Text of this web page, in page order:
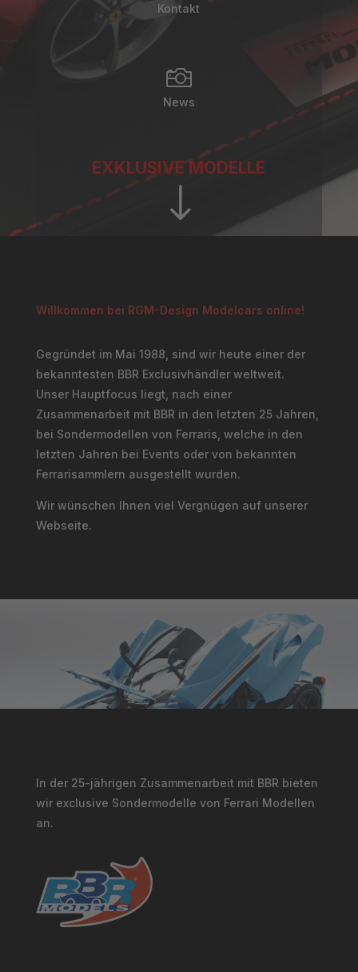
Kontakt

News
EXKLUSIVE MODELLE
"
Willkommen bei RGM-Design Modelcars online!
Gegründet im Mai 1988, sind wir heute einer der
bekanntesten BBR Exclusivhändler weltweit.
Unser Hauptfocus liegt, nach einer
Zusammenarbeit mit BBR in den letzten 25 Jahren,
bei Sondermodellen von Ferraris, welche in den
letzten Jahren bei Events oder von bekannten
Ferrarisammlern ausgestellt wurden.
Wir wünschen Ihnen viel Vergnügen auf unserer
Webseite.
In der 25-jährigen Zusammenarbeit mit BBR bieten
wir exclusive Sondermodelle von Ferrari Modellen
an.